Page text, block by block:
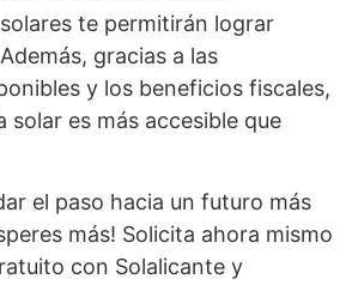
te permitirán lograr
gracias a las
y los beneficios fiscales,
solar es más accesible que
el paso hacia un futuro más
más! Solicita ahora mismo
con Solalicante y